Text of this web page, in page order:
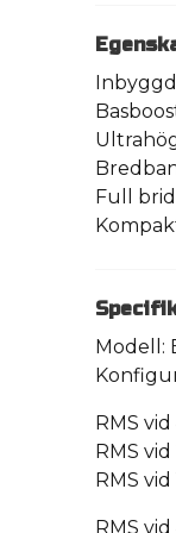
Full
Modell:
RMS
RMS
RMS
RMS